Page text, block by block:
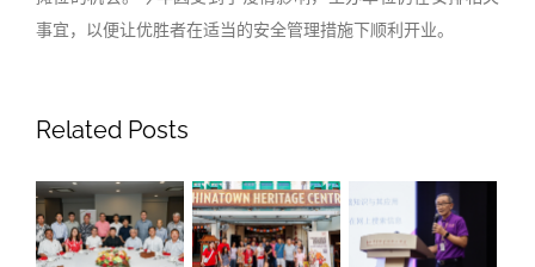
事宜，以便让优胜者在适当的安全管理措施下顺利开业。
Related Posts